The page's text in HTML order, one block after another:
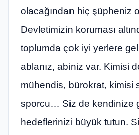
olacağından hiç şüpheniz
Devletimizin koruması
toplumda çok iyi yerlere
ablanız, abiniz var. Kimisi
mühendis, bürokrat, kimisi
sporcu… Siz de kendinize
hedeflerinizi büyük tutun.